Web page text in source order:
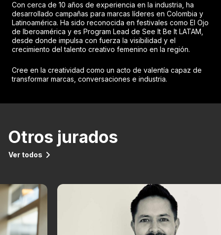
Con cerca de 10 años de experiencia en la industria, ha
desarrollado campañas para marcas líderes en Colombia y
Latinoamérica. Ha sido reconocida en festivales como El Ojo
de Iberoamérica y es Program Lead de See It Be It LATAM,
desde donde impulsa con fuerza la visibilidad y el
crecimiento del talento creativo femenino en la región.
Cree en la creatividad como un acto de valentía capaz de
transformar marcas, conversaciones e industria.
Otros jurados
Ver todos